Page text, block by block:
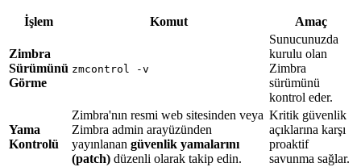
İşlem Komut Amaç
Zimbra
Sürümünü
Görme
zmcontrol -v
Sunucunuzda
kurulu olan
Zimbra
sürümünü
kontrol eder.
Yama
Kontrolü
Zimbra'nın resmi web sitesinden veya
Zimbra admin arayüzünden
yayınlanan güvenlik yamalarını
(patch) düzenli olarak takip edin.
Kritik güvenlik
açıklarına karşı
proaktif
savunma sağlar.